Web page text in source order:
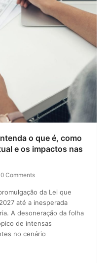
o que é, como
e os impactos nas
0 Comments
da Lei que
até a inesperada
A desoneração da folha
de intensas
no cenário